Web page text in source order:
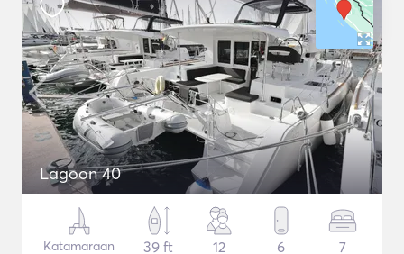
Lagoon 40
Katamaraan
39 ft
12 6 7